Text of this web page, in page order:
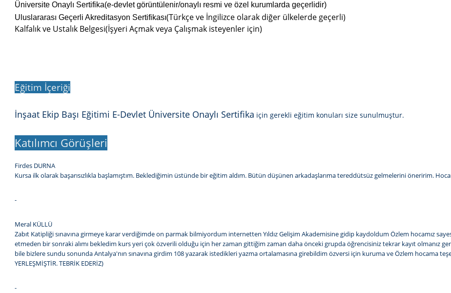
Üniversite Onaylı Sertifika(e-devlet görüntülenir/onaylı resmi ve özel kurumlarda geçerlidir)
Uluslararası Geçerli Akreditasyon Sertifikası(Türkçe ve İngilizce olarak diğer ülkelerde geçerli)
Kalfalık ve Ustalık Belgesi(İşyeri Açmak veya Çalışmak isteyenler için)
Eğitim İçeriği
İnşaat Ekip Başı Eğitimi E-Devlet Üniversite Onaylı Sertifika için gerekli eğitim konuları size sunulmuştur.
Katılımcı Görüşleri
Firdes DURNA
Kursa ilk olarak başarısızlıkla başlamıştım. Beklediğimin üstünde bir eğitim aldım. Bütün düşünen arkadaşlarıma tereddütsüz gelmelerini öneririm.
-
Meral KÜLLÜ
Zabıt Katipliği sınavına girmeye karar verdiğimde on parmak bilmiyordum internetten Yıldız Gelişim Akademisine gidip kaydoldum Özlem hocamız
etmeden bir sonraki alımı bekledim kurs yeri çok özverili olduğu için her zaman gittiğim zaman daha önceki grupda öğrencisiniz tekrar kayıt olmanız
bile bizlere sundu sonunda Antalya'nın sınavına girdim 108 yazarak istedikleri yazma ortalamasına girebildim özversi için kuruma ve Özlem hocama
YERLEŞMİŞTİR. TEBRİK EDERİZ)
-